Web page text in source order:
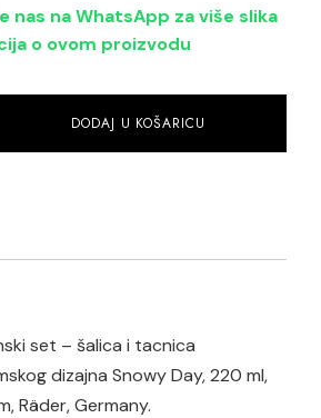
nas na WhatsApp za više slika
o ovom proizvodu
i tacnica Snowy Day quantity
DODAJ U KOŠARICU
set – šalica i tacnica
dizajna Snowy Day, 220 ml,
Räder, Germany.